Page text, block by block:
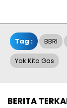
Tag : BBRI
Yok Kita Gas
BERITA